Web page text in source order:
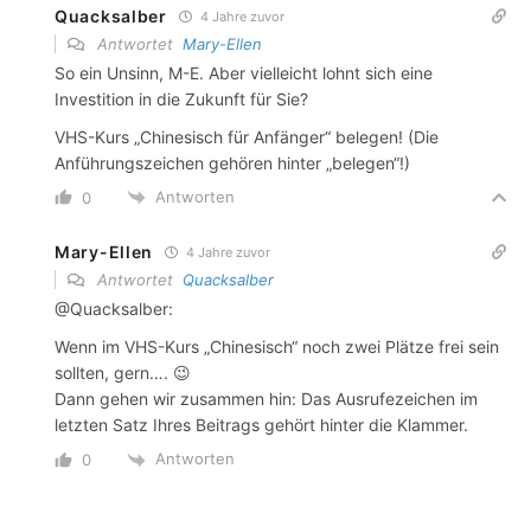
Quacksalber 4 Jahre zuvor
Antwortet Mary-Ellen
So ein Unsinn, M-E. Aber vielleicht lohnt sich eine
Investition in die Zukunft für Sie?
VHS-Kurs „Chinesisch für Anfänger“ belegen! (Die
Anführungszeichen gehören hinter „belegen“!)
0 Antworten
Mary-Ellen 4 Jahre zuvor
Antwortet Quacksalber
@Quacksalber:
Wenn im VHS-Kurs „Chinesisch“ noch zwei Plätze frei sein
sollten, gern…. 😉
Dann gehen wir zusammen hin: Das Ausrufezeichen im
letzten Satz Ihres Beitrags gehört hinter die Klammer.
0 Antworten